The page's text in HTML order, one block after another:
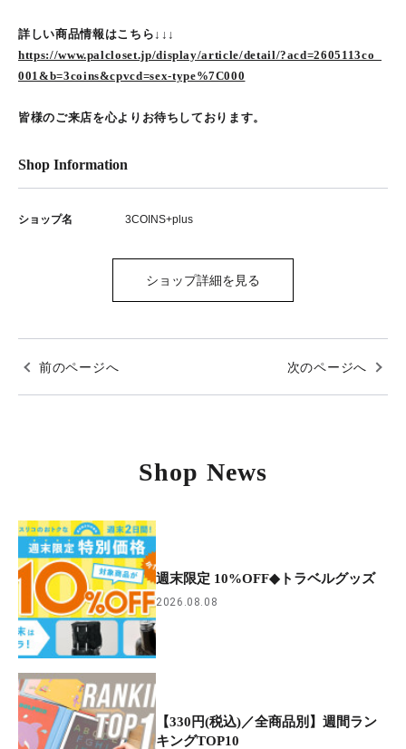
詳しい商品情報はこちら↓↓↓
https://www.palcloset.jp/display/article/detail/?acd=2605113co_
001&b=3coins&cpvcd=sex-type%7C000
皆様のご来店を心よりお待ちしております。
Shop Information
ショップ名 3COINS+plus
ショップ詳細を見る
前のページへ 次のページへ
Shop News
週末限定 10%OFF◆トラベルグッズ
2026.08.08
【330円(税込)／全商品別】週間ラン
キングTOP10